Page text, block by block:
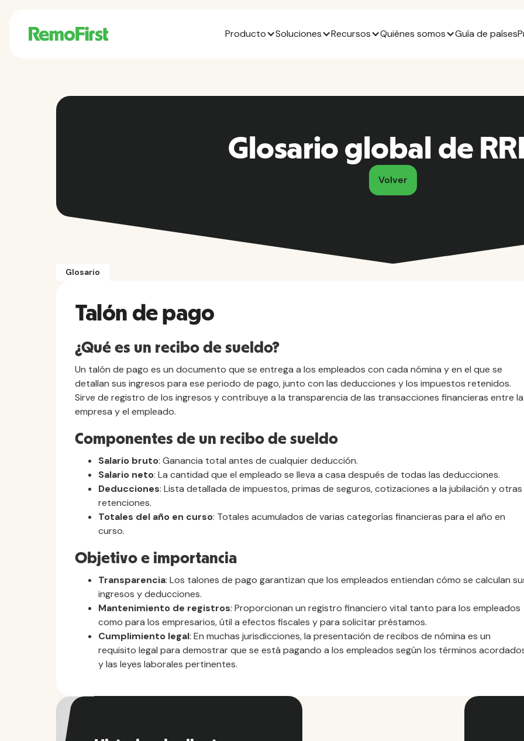
Producto Soluciones Recursos Quiénes somos Guía de países
Glosario global de
Volver
Glosario
Talón de pago
¿Qué es un recibo de sueldo?
Un talón de pago es un documento que se entrega a los empleados con cada nómina y en el que se
detallan sus ingresos para ese periodo de pago, junto con las deducciones y los impuestos retenidos.
Sirve de registro de los ingresos y contribuye a la transparencia de las transacciones financieras entre la
empresa y el empleado.
Componentes de un recibo de sueldo
Salario bruto: Ganancia total antes de cualquier deducción.
Salario neto: La cantidad que el empleado se lleva a casa después de todas las deducciones.
Deducciones: Lista detallada de impuestos, primas de seguros, cotizaciones a la jubilación y otras
retenciones.
Totales del año en curso: Totales acumulados de varias categorías financieras para el año en
curso.
Objetivo e importancia
Transparencia: Los talones de pago garantizan que los empleados entiendan cómo se calculan
ingresos y deducciones.
Mantenimiento de registros: Proporcionan un registro financiero vital tanto para los empleados
como para los empresarios, útil a efectos fiscales y para solicitar préstamos.
Cumplimiento legal: En muchas jurisdicciones, la presentación de recibos de nómina es un
requisito legal para demostrar que se está pagando a los empleados según los términos
y las leyes laborales pertinentes.